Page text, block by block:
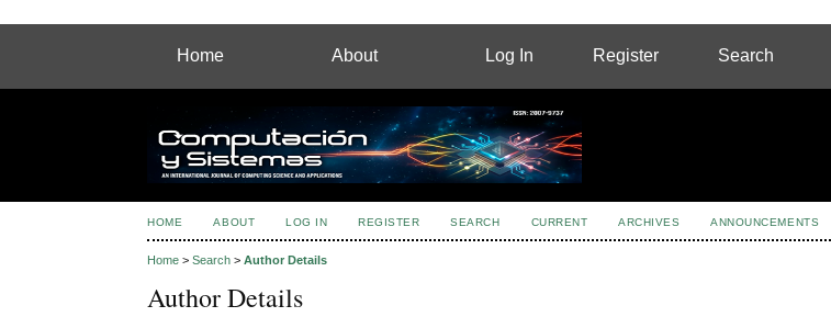
Home About Log In Register Search
HOME ABOUT LOG IN REGISTER SEARCH CURRENT ARCHIVES ANNOUNCEMENTS
Home >Search >Author Details
Author Details